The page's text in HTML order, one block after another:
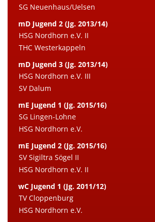
SG Neuenhaus/Uelsen
mD Jugend 2 (Jg. 2013/14)
HSG Nordhorn e.V. II
THC Westerkappeln
mD Jugend 3 (Jg. 2013/14)
HSG Nordhorn e.V. III
SV Dalum
mE Jugend 1 (Jg. 2015/16)
SG Lingen-Lohne
HSG Nordhorn e.V.
mE Jugend 2 (Jg. 2015/16)
SV Sigiltra Sögel II
HSG Nordhorn e.V. II
wC Jugend 1 (Jg. 2011/12)
TV Cloppenburg
HSG Nordhorn e.V.